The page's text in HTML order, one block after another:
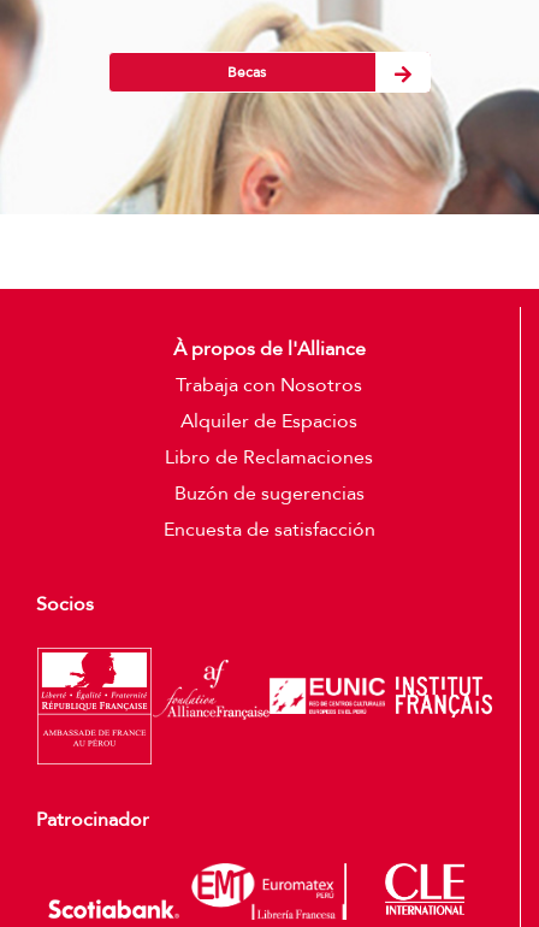
Becas
À propos de l'Alliance
Trabaja con Nosotros
Alquiler de Espacios
Libro de Reclamaciones
Buzón de sugerencias
Encuesta de satisfacción
Socios
Patrocinador